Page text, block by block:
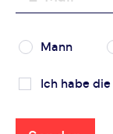
Mann
Ich habe die